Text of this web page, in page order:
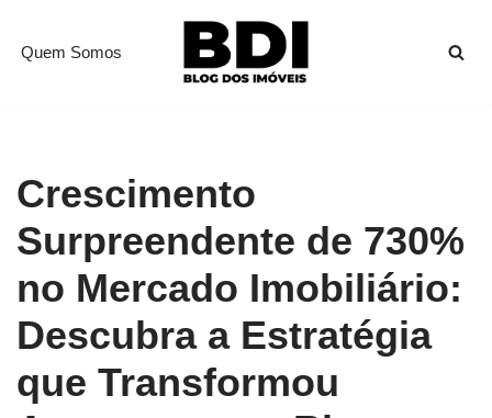
Pular
Quem Somos
Crescimento
Surpreendente de 730%
no Mercado Imobiliário:
Descubra a Estratégia
que Transformou